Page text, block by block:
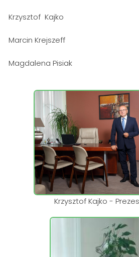
Krzysztof Kajko
Marcin Krejszeff
Magdalena Pisiak
Krzysztof Kajko -